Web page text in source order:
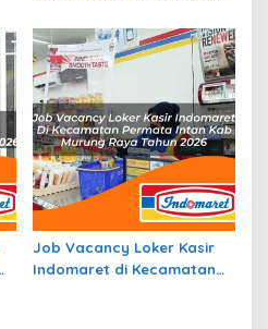
Tasikmalaya Tahun 2026
Job Vacancy Loker Kasir
Indomaret di Kecamatan